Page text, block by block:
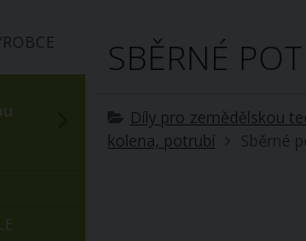
SBĚRNÉ
Díly pro zemědělskou
kolena, potrubí
Sběrné